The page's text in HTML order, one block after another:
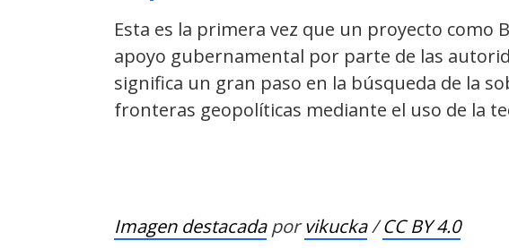
Esta es la primera vez que un proyecto como
apoyo gubernamental por parte de las
significa un gran paso en la búsqueda de la
fronteras geopolíticas mediante el uso de la
Imagen destacadaporvikucka/CC BY 4.0